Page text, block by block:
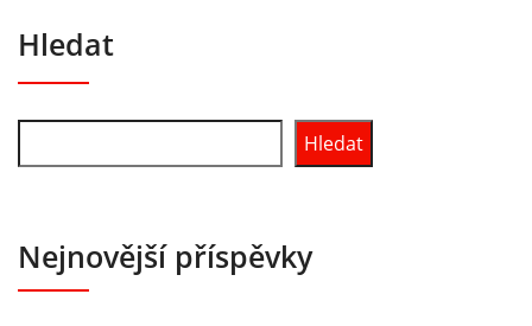
Hledat
Hledat
Nejnovější příspěvky